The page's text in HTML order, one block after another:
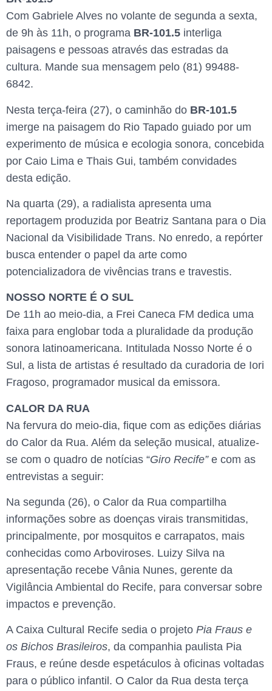
Com Gabriele Alves no volante de segunda a sexta,
de 9h às 11h, o programa BR-101.5 interliga
paisagens e pessoas através das estradas da
cultura. Mande sua mensagem pelo (81) 99488-
6842.
Nesta terça-feira (27), o caminhão do BR-101.5
imerge na paisagem do Rio Tapado guiado por um
experimento de música e ecologia sonora, concebida
por Caio Lima e Thais Gui, também convidades
desta edição.
Na quarta (29), a radialista apresenta uma
reportagem produzida por Beatriz Santana para o Dia
Nacional da Visibilidade Trans. No enredo, a repórter
busca entender o papel da arte como
potencializadora de vivências trans e travestis.
NOSSO NORTE É O SUL
De 11h ao meio-dia, a Frei Caneca FM dedica uma
faixa para englobar toda a pluralidade da produção
sonora latinoamericana. Intitulada Nosso Norte é o
Sul, a lista de artistas é resultado da curadoria de Iori
Fragoso, programador musical da emissora.
CALOR DA RUA
Na fervura do meio-dia, fique com as edições diárias
do Calor da Rua. Além da seleção musical, atualize-
se com o quadro de notícias “Giro Recife” e com as
entrevistas a seguir:
Na segunda (26), o Calor da Rua compartilha
informações sobre as doenças virais transmitidas,
principalmente, por mosquitos e carrapatos, mais
conhecidas como Arboviroses. Luizy Silva na
apresentação recebe Vânia Nunes, gerente da
Vigilância Ambiental do Recife, para conversar sobre
impactos e prevenção.
A Caixa Cultural Recife sedia o projeto Pia Fraus e
os Bichos Brasileiros, da companhia paulista Pia
Fraus, e reúne desde espetáculos à oficinas voltadas
para o público infantil. O Calor da Rua desta terça